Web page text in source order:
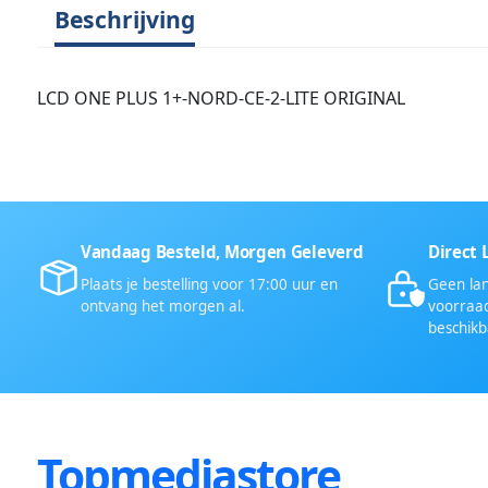
Beschrijving
LCD ONE PLUS 1+-NORD-CE-2-LITE ORIGINAL
Vandaag Besteld, Morgen Geleverd
Plaats je bestelling voor 17:00 uur en
ontvang het morgen al.
Direct
Geen
Topmediastore